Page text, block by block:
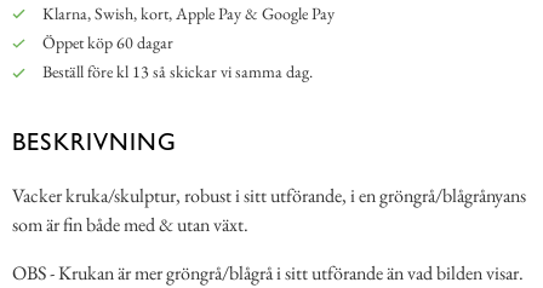
Klarna, Swish, kort, Apple Pay & Google Pay
Öppet köp 60 dagar
Beställ före kl 13 så skickar vi samma dag.
BESKRIVNING
Vacker kruka/skulptur, robust i sitt utförande, i en gröngrå/blågrånyans
som är fin både med & utan växt.
OBS - Krukan är mer gröngrå/blågrå i sitt utförande än vad bilden visar.